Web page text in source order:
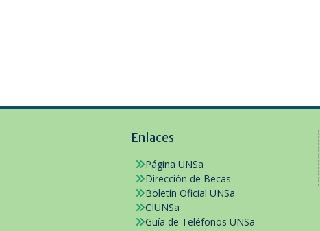
Enlaces
Página UNSa
Dirección de Becas
Boletín Oficial UNSa
CIUNSa
Guía de Teléfonos UNSa